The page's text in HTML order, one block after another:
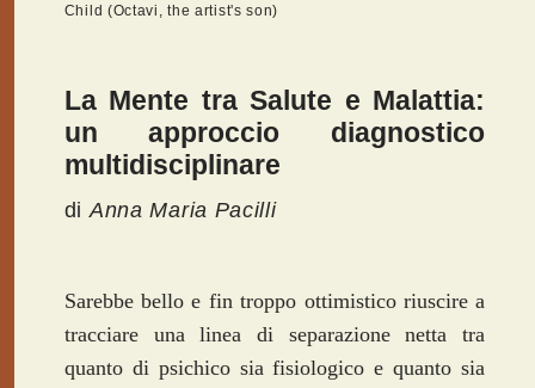
Child (Octavi, the artist's son)
La Mente tra Salute e Malattia:
un approccio diagnostico
multidisciplinare
diAnna Maria Pacilli
Sarebbe bello e fin troppo ottimistico riuscire a
tracciare una linea di separazione netta tra
quanto di psichico sia fisiologico e quanto sia